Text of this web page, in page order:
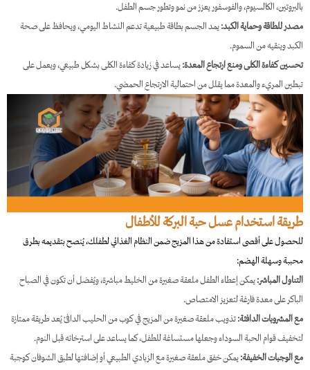
بالبروتين، الكالسيوم، والفوسفور يعزز من نمو وتطور جسم الطفل.
مصدر للطاقة وحماية الكبد:يمد الجسم بطاقة طبيعية تدعم النشاط اليومي، ويحافظ على صحة
الكبد وينقيه من السموم.
تحسين كفاءة الكلى ومنع ارتجاع المعدة:يساعد في زيادة كفاءة الكلى بشكل طبيعي، ويعمل على
تبطين المريء والمعدة مما يقلل من احتمالية الارتجاع الحمضي.
طريقة استخدام عسل حبة البركة للأطفال
للحصول على أقصى استفادة من هذا المزيج ضمن النظام الغذائي لطفلك، يُنصح بتقديمه بطرق
محببة وسهلة الهضم:
التناول المباشر:يمكن إعطاء الطفل ملعقة صغيرة من الخليط مباشرة، ويُفضل أن تكون في الصباح
الباكر على معدة فارغة لتعزيز الامتصاص.
مع المشروبات الدافئة:تذويب ملعقة صغيرة من المزيج في كوب من الحليب الدافئ يُعد طريقة ممتازة
لتخفيف قوام الحبة السوداء وجعلها مستساغة للطفل، كما يساعد على استرخائه قبل النوم.
مع الوجبات الخفيفة:يمكن خفق ملعقة صغيرة مع الزبادي الطبيعي أو إضافتها لطبق الشوفان كوجبة